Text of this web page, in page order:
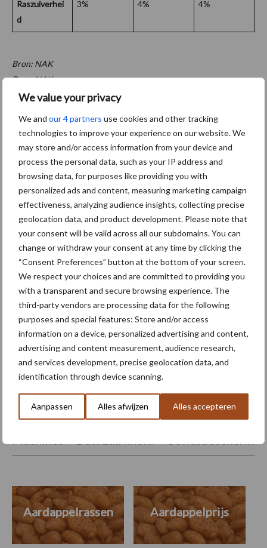
We value your privacy
We and our 4 partners use cookies and other tracking
technologies to improve your experience on our website. We
may store and/or access information from your device and
process the personal data, such as your IP address and
browsing data, for purposes like providing you with
personalized ads and content, measuring marketing campaign
effectiveness, analyzing audience insights, collecting precise
geolocation data, and product development. Please note that
your consent will be valid across all our subdomains. You can
change or withdraw your consent at any time by clicking the
“Consent Preferences” button at the bottom of your screen.
We respect your choices and are committed to providing you
with a transparent and secure browsing experience. The
third-party vendors are processing data for the following
purposes and special features: Store and/or access
information on a device, personalized advertising and content,
advertising and content measurement, audience research,
and services development, precise geolocation data, and
identification through device scanning.
Aanpassen Alles afwijzen Alles accepteren
Raszuiverhei
d
3% 4% 4%
Bron: NAK
Bron:NAK
Aanbevolen voor jou!
aardappelrassen
Oogst biologische
aardappelen in volle gang
Voortgang veldkeuring: de
pootgoedpercelen rijpen
snel af
PotatoEurope 2026 toont
opmars van robotica en AI in
aardappelteelt
Themapagina's
Aardappelrassen Aardappelprijs